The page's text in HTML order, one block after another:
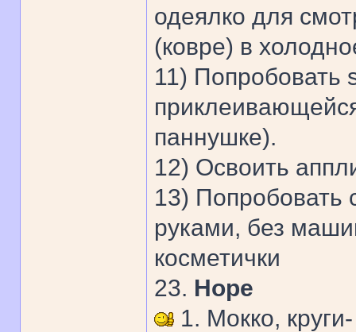
одеялко для
(ковре) в
11) Попробовать
паннушке).
12) Освоить
13) Попробовать
руками, без
косметички
23. Hope
1. Мокко,